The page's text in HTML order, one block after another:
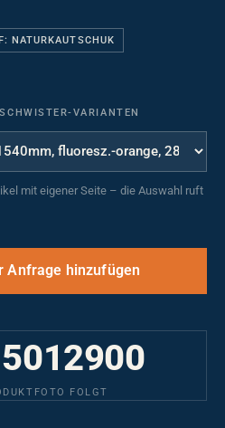
NATURKAUTSCHUK
VARIANTEN
mit eigener Seite – die Auswahl ruft
FOLGT